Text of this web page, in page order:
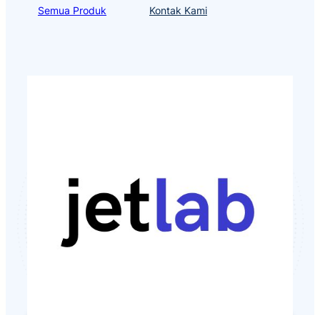
Semua Produk Kontak Kami